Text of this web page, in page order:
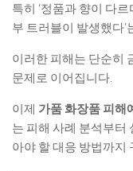
특히 ‘정품과 향이 다르
부 트러블이 발생했다’
이러한 피해는 단순히
문제로 이어집니다.
이제 가품 화장품 피해
는 피해 사례 분석부터
아야 할 대응 방법까지